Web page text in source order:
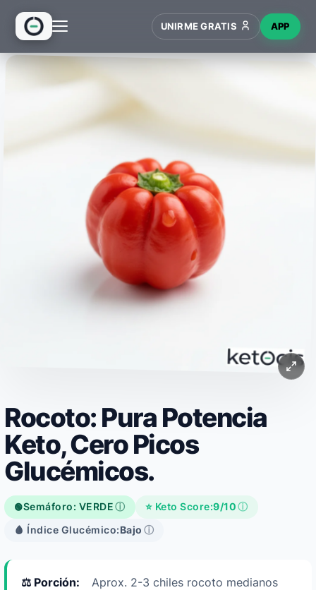
RECETAS
HUB
WIKI
UNIRME GRATIS APP
Rocoto: Pura Potencia
Keto, Cero Picos
Glucémicos.
🟢Semáforo: VERDEⓘ ⭐ Keto Score:9/10ⓘ
🩸 Índice Glucémico:Bajo ⓘ
⚖️ Porción:
Aprox. 2-3 chiles rocoto medianos